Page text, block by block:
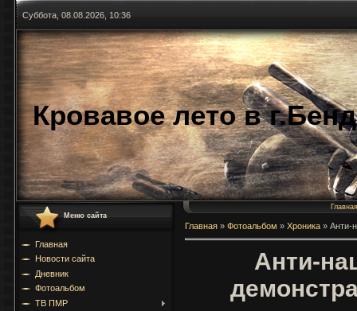
Суббота, 08.08.2026, 10:36
Кровавое лето в
Меню сайта
Главная
Новости сайта
Дневник
Фотоальбом
ТВ ПМР
Главная
Главная » Фотоальбом » Хроника » Анти-
Анти-